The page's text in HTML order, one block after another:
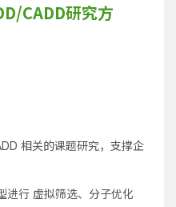
CADD研究方
相关的课题研究，支撑企
进行 虚拟筛选、分子优化